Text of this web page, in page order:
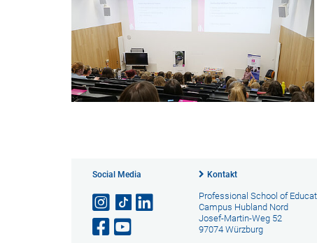
Social Media Kontakt
Professional School of
Campus Hubland Nord
Josef-Martin-Weg 52
97074 Würzburg